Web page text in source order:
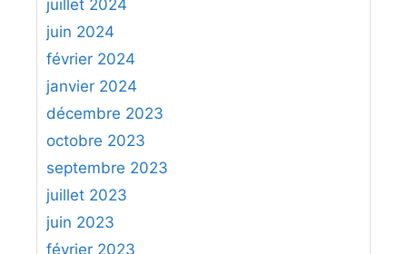
juillet 2024
juin 2024
février 2024
janvier 2024
décembre 2023
octobre 2023
septembre 2023
juillet 2023
juin 2023
février 2023